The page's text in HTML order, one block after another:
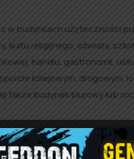
w budynkach użyteczności
religijnego, oświaty,
handlu, gastronomii,
kolejowym, drogowym,
także budynek biurowy lub
lub wykonujących czynności